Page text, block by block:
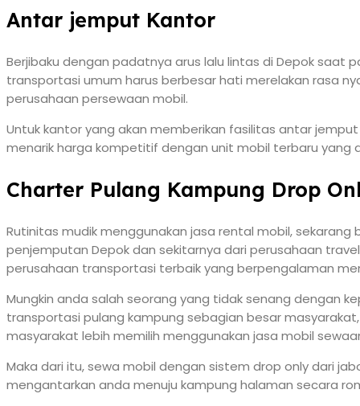
Antar jemput Kantor
Berjibaku dengan padatnya arus lalu lintas di Depok saat
transportasi umum harus berbesar hati merelakan rasa
perusahaan persewaan mobil.
Untuk kantor yang akan memberikan fasilitas antar
menarik harga kompetitif dengan unit mobil terbaru
Charter Pulang Kampung Drop
Rutinitas mudik menggunakan jasa rental mobil,
penjemputan Depok dan sekitarnya dari perusahaan
perusahaan transportasi terbaik yang berpengalaman
Mungkin anda salah seorang yang tidak senang dengan
transportasi pulang kampung sebagian besar
masyarakat lebih memilih menggunakan jasa mobil
Maka dari itu, sewa mobil dengan sistem drop only dari
mengantarkan anda menuju kampung halaman secara